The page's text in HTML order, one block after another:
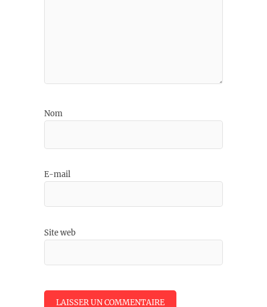
Nom
E-mail
Site web